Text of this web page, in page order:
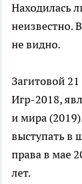
Находилась
неизвестно.
не видно.
Загитовой
Игр-2018,
и мира
выступать в
права в мае
лет.